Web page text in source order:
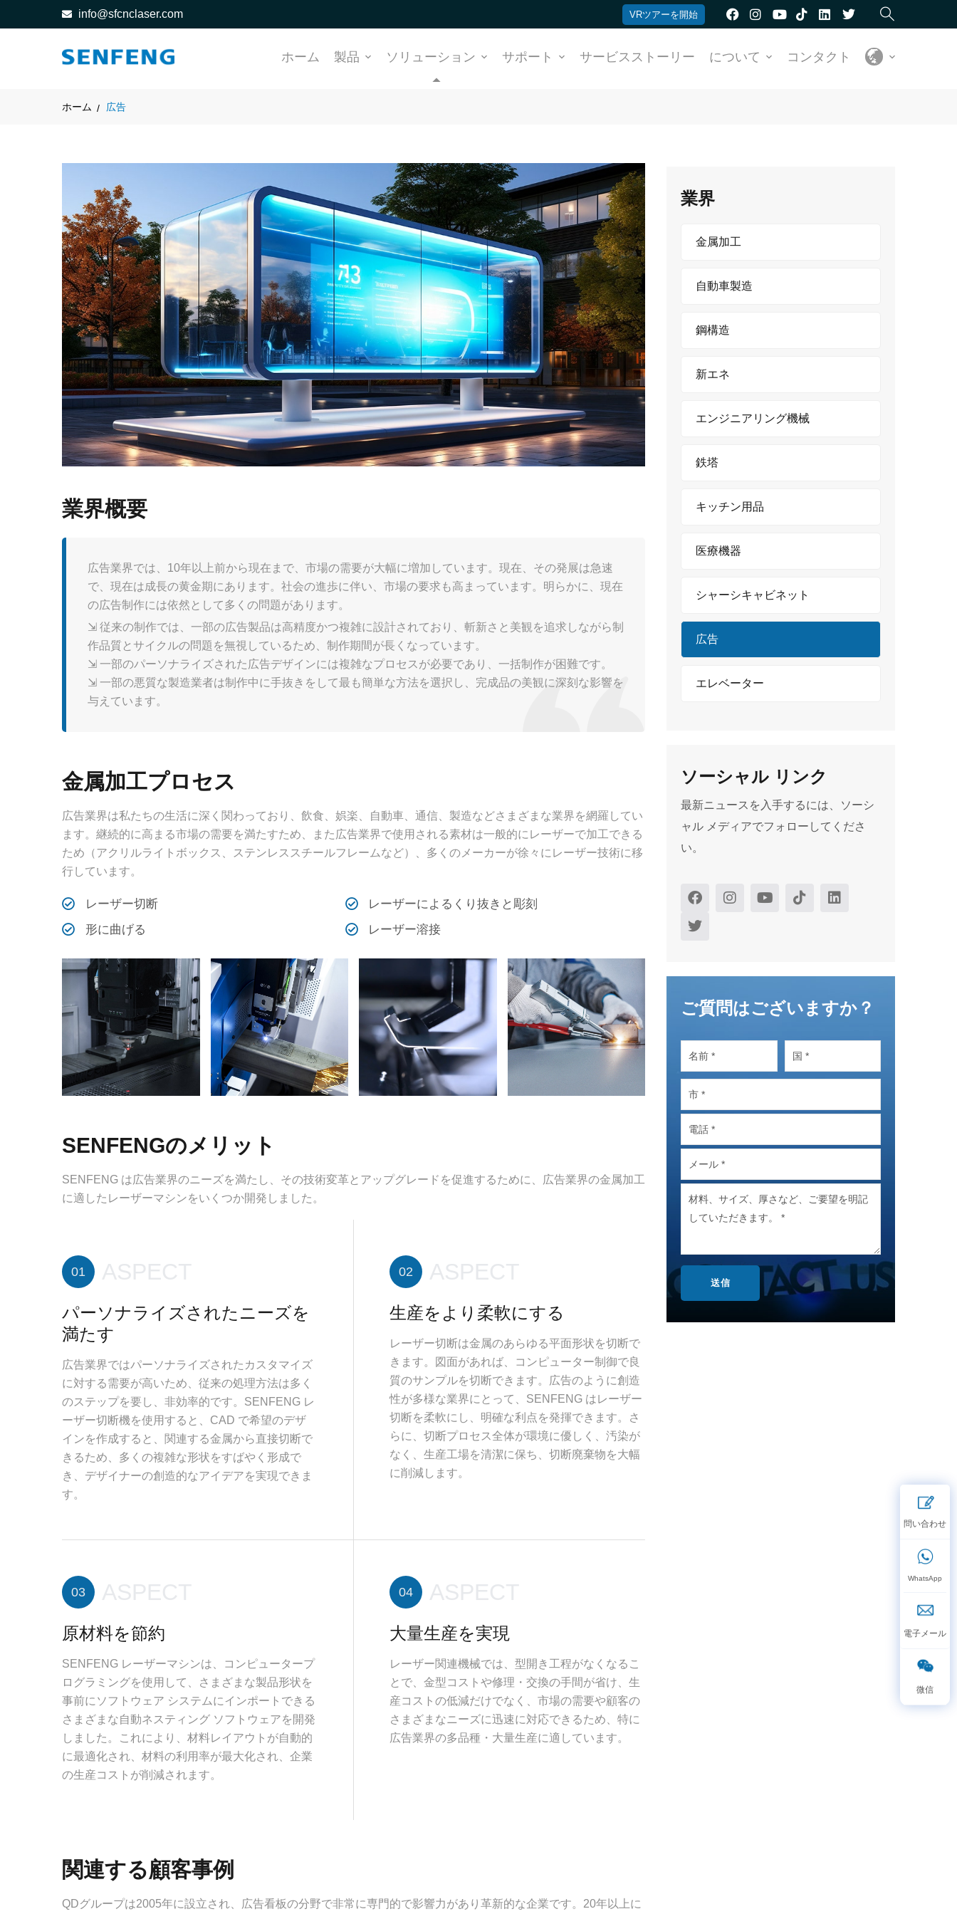
info@sfcnclaser.com VRツアーを開始
ホーム 製品 ソリューション サポート サービスストーリー について コンタクト
ホーム 広告
業界概要
広告業界では、10年以上前から現在まで、市場の需要が大幅に増加しています。現在、その発展は急速
で、現在は成長の黄金期にあります。社会の進歩に伴い、市場の要求も高まっています。明らかに、現在
の広告制作には依然として多くの問題があります。
⇲ 従来の制作では、一部の広告製品は高精度かつ複雑に設計されており、斬新さと美観を追求しながら制
作品質とサイクルの問題を無視しているため、制作期間が長くなっています。
⇲ 一部のパーソナライズされた広告デザインには複雑なプロセスが必要であり、一括制作が困難です。
⇲ 一部の悪質な製造業者は制作中に手抜きをして最も簡単な方法を選択し、完成品の美観に深刻な影響を
与えています。
金属加工プロセス
広告業界は私たちの生活に深く関わっており、飲食、娯楽、自動車、通信、製造などさまざまな業界を網羅してい
ます。継続的に高まる市場の需要を満たすため、また広告業界で使用される素材は一般的にレーザーで加工できる
ため（アクリルライトボックス、ステンレススチールフレームなど）、多くのメーカーが徐々にレーザー技術に移
行しています。
レーザー切断
レーザーによるくり抜きと彫刻
形に曲げる
レーザー溶接
SENFENGのメリット
SENFENG は広告業界のニーズを満たし、その技術変革とアップグレードを促進するために、広告業界の金属加工
に適したレーザーマシンをいくつか開発しました。
01 ASPECT
パーソナライズされたニーズを
満たす
広告業界ではパーソナライズされたカスタマイズ
に対する需要が高いため、従来の処理方法は多く
のステップを要し、非効率的です。SENFENG レ
ーザー切断機を使用すると、CAD で希望のデザ
インを作成すると、関連する金属から直接切断で
きるため、多くの複雑な形状をすばやく形成で
き、デザイナーの創造的なアイデアを実現できま
す。
02 ASPECT
生産をより柔軟にする
レーザー切断は金属のあらゆる平面形状を切断で
きます。図面があれば、コンピューター制御で良
質のサンプルを切断できます。広告のように創造
性が多様な業界にとって、SENFENG はレーザー
切断を柔軟にし、明確な利点を発揮できます。さ
らに、切断プロセス全体が環境に優しく、汚染が
なく、生産工場を清潔に保ち、切断廃棄物を大幅
に削減します。
03 ASPECT
原材料を節約
SENFENG レーザーマシンは、コンピュータープ
ログラミングを使用して、さまざまな製品形状を
事前にソフトウェア システムにインポートできる
さまざまな自動ネスティング ソフトウェアを開発
しました。これにより、材料レイアウトが自動的
に最適化され、材料の利用率が最大化され、企業
の生産コストが削減されます。
04 ASPECT
大量生産を実現
レーザー関連機械では、型開き工程がなくなるこ
とで、金型コストや修理・交換の手間が省け、生
産コストの低減だけでなく、市場の需要や顧客の
さまざまなニーズに迅速に対応できるため、特に
広告業界の多品種・大量生産に適しています。
関連する顧客事例
QDグループは2005年に設立され、広告看板の分野で非常に専門的で影響力があり革新的な企業です。20年以上に
業界
金属加工
自動車製造
鋼構造
新エネ
エンジニアリング機械
鉄塔
キッチン用品
医療機器
シャーシキャビネット
広告
エレベーター
ソーシャル リンク
最新ニュースを入手するには、ソーシ
ャル メディアでフォローしてくださ
い。
ご質問はございますか？
送信